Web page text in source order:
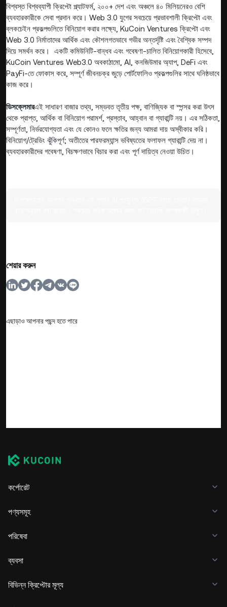
বিশ্বস্ত বিশ্বব্যাপী ক্রিপ্টো প্ল্যাটফর্ম, ২০০+ দেশ এবং অঞ্চলে ৪০ মিলিয়নেরও বেশি
ব্যবহারকারীকে সেবা প্রদান করে। Web 3.0 যুগের সবচেয়ে প্রভাবশালী ক্রিপ্টো এবং
ব্লকচেইন প্রকল্পগুলিতে বিনিয়োগ করার লক্ষ্যে, KuCoin Ventures ক্রিপ্টো এবং
Web 3.0 নির্মাতাদের আর্থিক এবং কৌশলগতভাবে গভীর অন্তর্দৃষ্টি এবং বৈশ্বিক সম্পদ
দিয়ে সমর্থন করে। একটি কমিউনিটি-বান্ধব এবং গবেষণা-চালিত বিনিয়োগকারী হিসেবে,
KuCoin Ventures Web3.0 অবকাঠামো, AI, কনজিউমার অ্যাপ, DeFi এবং
PayFi-তে ফোকাস করে, সম্পূর্ণ জীবনচক্র জুড়ে পোর্টফোলিও প্রকল্পগুলির সাথে ঘনিষ্ঠভাবে
কাজ করে।
ডিসক্লেমারএই সাধারণ বাজার তথ্য, সম্ভবত তৃতীয় পক্ষ, বাণিজ্যিক বা স্পন্সর করা উৎস
থেকে প্রাপ্ত, আর্থিক বা বিনিয়োগ পরামর্শ, প্রস্তাব, আহ্বান বা গ্যারান্টি নয়। এর সঠিকতা,
সম্পূর্ণতা, নির্ভরযোগ্যতা এবং যে কোনও ফলে ক্ষতির জন্য আমরা দায় অস্বীকার করি।
বিনিয়োগ/ট্রেডিং ঝুঁকিপূর্ণ; অতীতের পারফরম্যান্স ভবিষ্যতের ফলাফল গ্যারান্টি দেয় না।
ব্যবহারকারীদের গবেষণা, বিচক্ষণভাবে বিচার করা এবং পূর্ণ দায়িত্ব নেওয়া উচিত।
শেয়ার করুন
এছাড়াও আপনার পছন্দ হতে পারে
কর্পোরেট
পণ্যসমূহ
পরিষেবা
ব্যবসা
বিভিন্ন ক্রিপ্টোর মূল্য